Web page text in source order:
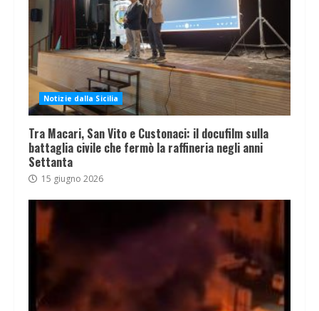
Notizie dalla Sicilia
Tra Macari, San Vito e Custonaci: il docufilm sulla
battaglia civile che fermò la raffineria negli anni
Settanta
15 giugno 2026